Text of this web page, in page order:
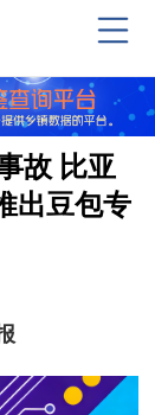
故 比亚
出豆包专